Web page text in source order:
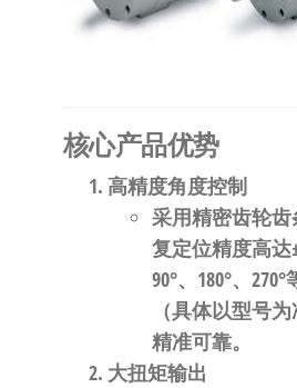
​核心产品优势​
​高精度角度控制​
采用精密齿轮
复定位精度高达​
90°、180°、
（具体以型号
精准可靠。
​大扭矩输出​